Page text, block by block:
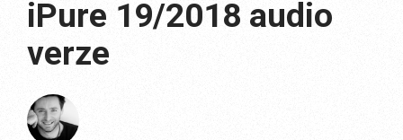
iPure 19/2018 audio
verze